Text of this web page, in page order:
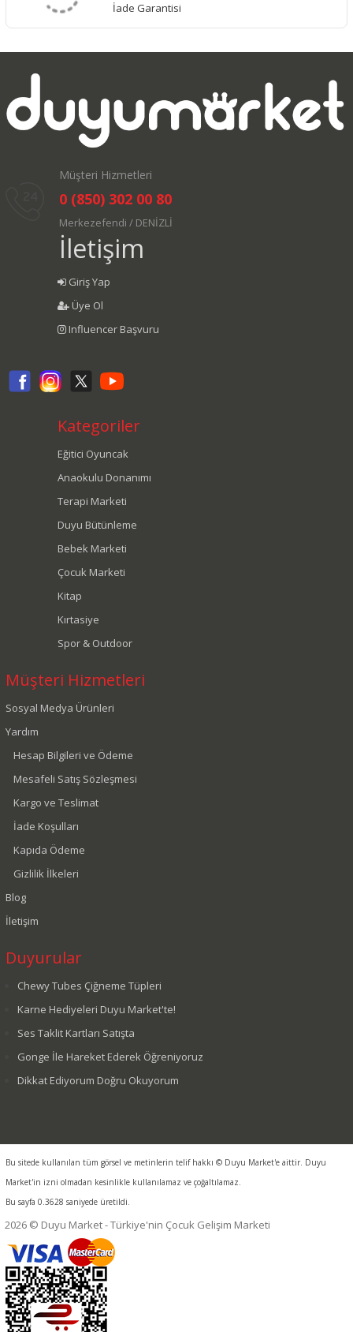
İade Garantisi
Müşteri Hizmetleri
0 (850) 302 00 80
Merkezefendi / DENİZLİ
İletişim
Giriş Yap
Üye Ol
Influencer Başvuru
Kategoriler
Eğitici Oyuncak
Anaokulu Donanımı
Terapi Marketi
Duyu Bütünleme
Bebek Marketi
Çocuk Marketi
Kitap
Kırtasiye
Spor & Outdoor
Müşteri Hizmetleri
Sosyal Medya Ürünleri
Yardım
Hesap Bilgileri ve Ödeme
Mesafeli Satış Sözleşmesi
Kargo ve Teslimat
İade Koşulları
Kapıda Ödeme
Gizlilik İlkeleri
Blog
İletişim
Duyurular
Chewy Tubes Çiğneme Tüpleri
Karne Hediyeleri Duyu Market'te!
Ses Taklit Kartları Satışta
Gonge İle Hareket Ederek Öğreniyoruz
Dikkat Ediyorum Doğru Okuyorum
Bu sitede kullanılan tüm görsel ve metinlerin telif hakkı © Duyu Market'e aittir. Duyu
Market'in izni olmadan kesinlikle kullanılamaz ve çoğaltılamaz.
Bu sayfa 0.3628 saniyede üretildi.
2026 © Duyu Market - Türkiye'nin Çocuk Gelişim Marketi